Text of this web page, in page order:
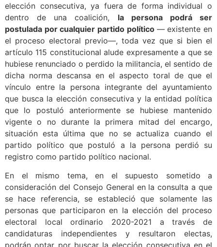
elección consecutiva, ya fuera de forma individual o
dentro de una coalición, la persona podrá ser
postulada por cualquier partido político — existente en
el proceso electoral previo—, toda vez que si bien el
artículo 115 constitucional alude expresamente a que se
hubiese renunciado o perdido la militancia, el sentido de
dicha norma descansa en el aspecto toral de que el
vínculo entre la persona integrante del ayuntamiento
que busca la elección consecutiva y la entidad política
que lo postuló anteriormente se hubiese mantenido
vigente o no durante la primera mitad del encargo,
situación esta última que no se actualiza cuando el
partido político que postuló a la persona perdió su
registro como partido político nacional.
En el mismo tema, en el supuesto sometido a
consideración del Consejo General en la consulta a que
se hace referencia, se estableció que solamente las
personas que participaron en la elección del proceso
electoral local ordinario 2020-2021 a través de
candidaturas independientes y resultaron electas,
podrán optar por buscar la elección consecutiva en el